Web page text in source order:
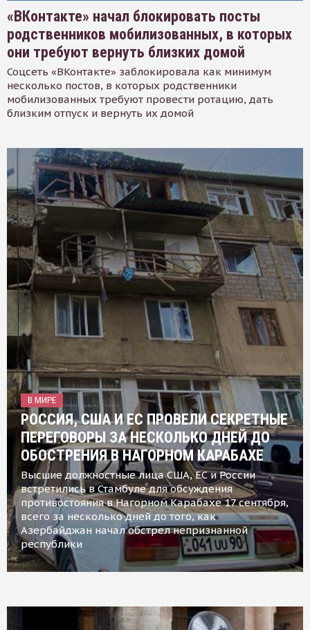
«ВКонтакте» начал блокировать посты
родственников мобилизованных, в которых
они требуют вернуть близких домой
Соцсеть «ВКонтакте» заблокировала как минимум
несколько постов, в которых родственники
мобилизованных требуют провести ротацию, дать
близким отпуск и вернуть их домой
В МИРЕ
РОССИЯ, США И ЕС ПРОВЕЛИ СЕКРЕТНЫЕ
ПЕРЕГОВОРЫ ЗА НЕСКОЛЬКО ДНЕЙ ДО
ОБОСТРЕНИЯ В НАГОРНОМ КАРАБАХЕ
Высшие должностные лица США, ЕС и России
встретились в Стамбуле для обсуждения
противостояния в Нагорном Карабахе 17 сентября,
всего за несколько дней до того, как
Азербайджан начал обстрел непризнанной
республики